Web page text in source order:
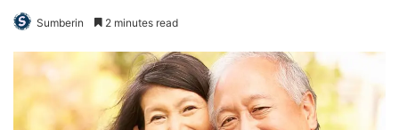
Sumberin 2 minutes read